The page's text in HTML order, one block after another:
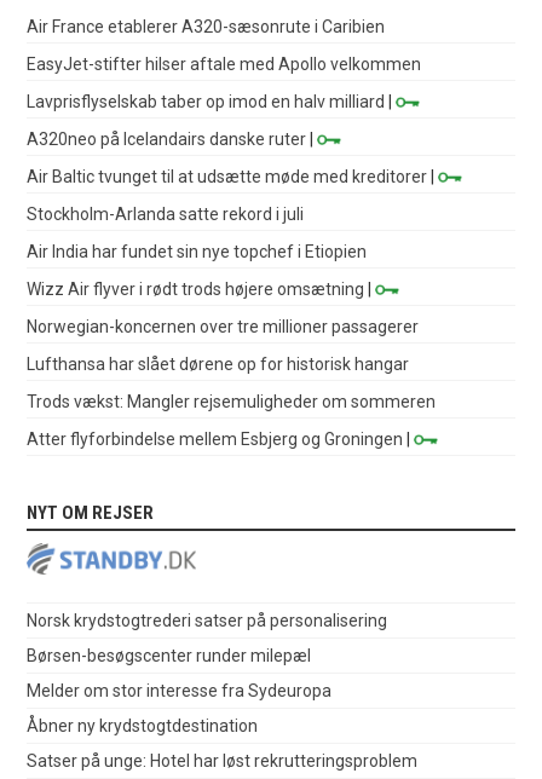
Air France etablerer A320-sæsonrute i Caribien
EasyJet-stifter hilser aftale med Apollo velkommen
Lavprisflyselskab taber op imod en halv milliard
|
A320neo på Icelandairs danske ruter |
Air Baltic tvunget til at udsætte møde med kreditorer |
Stockholm-Arlanda satte rekord i juli
Air India har fundet sin nye topchef i Etiopien
Wizz Air flyver i rødt trods højere omsætning |
Norwegian-koncernen over tre millioner passagerer
Lufthansa har slået dørene op for historisk hangar
Trods vækst: Mangler rejsemuligheder om sommeren
Atter flyforbindelse mellem Esbjerg og Groningen |
NYT OM REJSER
Norsk krydstogtrederi satser på personalisering
Børsen-besøgscenter runder milepæl
Melder om stor interesse fra Sydeuropa
Åbner ny krydstogtdestination
Satser på unge: Hotel har løst rekrutteringsproblem